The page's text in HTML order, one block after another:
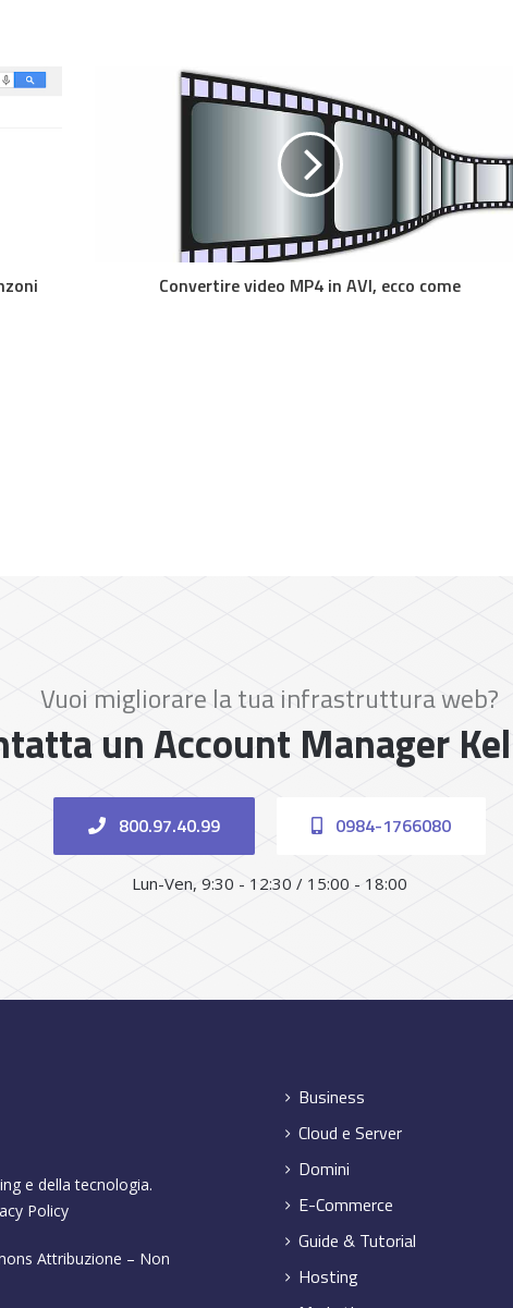
Convertire video MP4 in AVI, ecco come
Vuoi migliorare la tua infrastruttura web?
un Account Manager
800.97.40.99 0984-1766080
Lun-Ven, 9:30 - 12:30 / 15:00 - 18:00
e della tecnologia.
Policy
Attribuzione – Non
Business
Cloud e Server
Domini
E-Commerce
Guide & Tutorial
Hosting